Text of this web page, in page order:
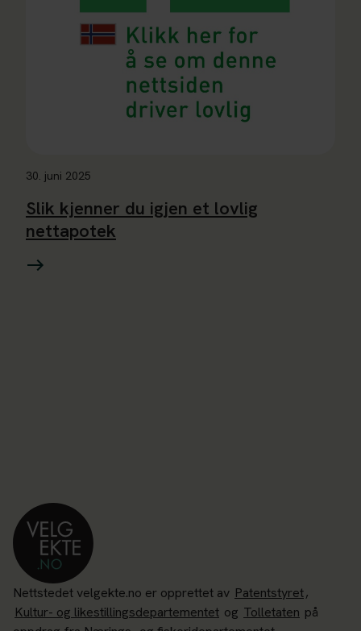
30. juni 2025
Slik kjenner du igjen et lovlig
nettapotek
Nettstedet velgekte.no er opprettet av Patentstyret,
Kultur- og likestillingsdepartementet og Tolletaten på